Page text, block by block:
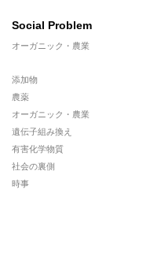
Social Problem
オーガニック・農業
添加物
農薬
オーガニック・農業
遺伝子組み換え
有害化学物質
社会の裏側
時事